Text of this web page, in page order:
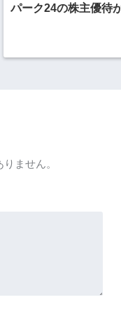
パーク24の株主優待
ません。